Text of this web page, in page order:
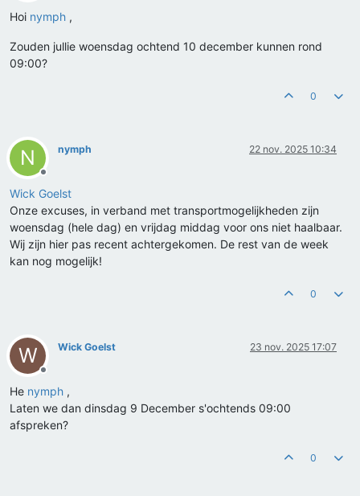
Hoi nymph ,
Zouden jullie woensdag ochtend 10 december kunnen rond
09:00?
0
N
Offline
nymph 22 nov. 2025 10:34
Wick Goelst
Onze excuses, in verband met transportmogelijkheden zijn
woensdag (hele dag) en vrijdag middag voor ons niet haalbaar.
Wij zijn hier pas recent achtergekomen. De rest van de week
kan nog mogelijk!
0
W
Offline
Wick Goelst 23 nov. 2025 17:07
He nymph ,
Laten we dan dinsdag 9 December s'ochtends 09:00
afspreken?
0